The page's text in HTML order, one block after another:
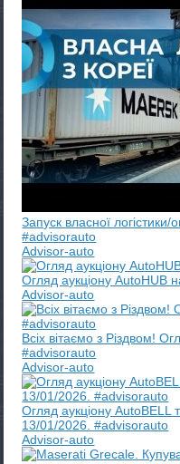
Запуск власної
#advisorauto
Advisor-auto
Огляд аукціону AutoHUB
Advisor-auto
Всіх вітаємо з Різдвом!
#advisorauto
Advisor-auto
Огляд аукціону AutoBELL
13/01/2026. #advisorauto
Advisor-auto